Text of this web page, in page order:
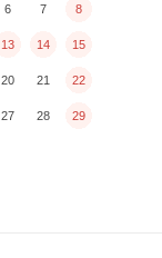
6 7 8
13 14 15
20 21 22
27 28 29